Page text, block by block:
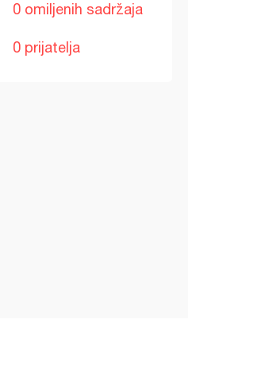
0 omiljenih sadržaja
0 prijatelja